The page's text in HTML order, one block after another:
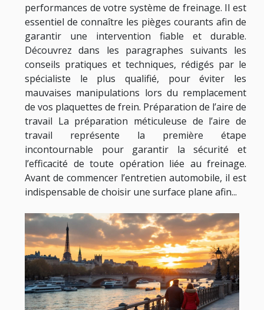
performances de votre système de freinage. Il est
essentiel de connaître les pièges courants afin de
garantir une intervention fiable et durable.
Découvrez dans les paragraphes suivants les
conseils pratiques et techniques, rédigés par le
spécialiste le plus qualifié, pour éviter les
mauvaises manipulations lors du remplacement
de vos plaquettes de frein. Préparation de l’aire de
travail La préparation méticuleuse de l’aire de
travail représente la première étape
incontournable pour garantir la sécurité et
l’efficacité de toute opération liée au freinage.
Avant de commencer l’entretien automobile, il est
indispensable de choisir une surface plane afin...